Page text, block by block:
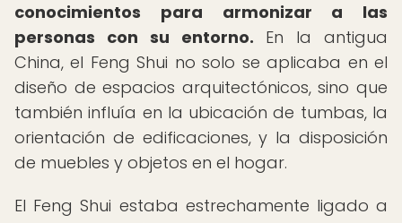
conocimientos para armonizar a las
personas con su entorno. En la antigua
China, el Feng Shui no solo se aplicaba en el
diseño de espacios arquitectónicos, sino que
también influía en la ubicación de tumbas, la
orientación de edificaciones, y la disposición
de muebles y objetos en el hogar.
El Feng Shui estaba estrechamente ligado a